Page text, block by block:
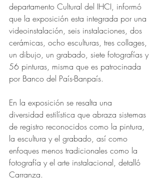
departamento Cultural del IHCI, informó
que la exposición esta integrada por una
videoinstalación, seis instalaciones, dos
cerámicas, ocho esculturas, tres collages,
un dibujo, un grabado, siete fotografías y
56 pinturas, misma que es patrocinada
por Banco del País-Banpaís.
En la exposición se resalta una
diversidad estilística que abraza sistemas
de registro reconocidos como la pintura,
la escultura y el grabado, así como
enfoques menos tradicionales como la
fotografía y el arte instalacional, detalló
Carranza.